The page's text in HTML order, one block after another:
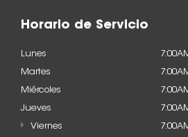
Horario de Servicio
Lunes
Martes
Miércoles
Jueves
Viernes